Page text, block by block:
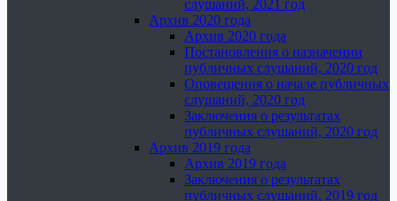
слушаний, 2021 год
Архив 2020 года
Архив 2020 года
Постановления о назначении
публичных слушаний, 2020 год
Оповещения о начале публичных
слушаний, 2020 год
Заключения о результатах
публичных слушаний, 2020 год
Архив 2019 года
Архив 2019 года
Заключения о результатах
публичных слушаний, 2019 год